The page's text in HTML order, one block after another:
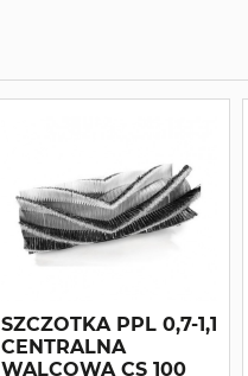
SZCZOTKA PPL 0,7-1,1
CENTRALNA
WALCOWA CS 100